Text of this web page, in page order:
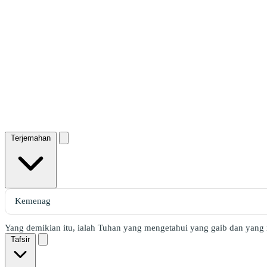
Terjemahan
Yang demikian itu, ialah Tuhan yang mengetahui yang gaib dan yang
Tafsir